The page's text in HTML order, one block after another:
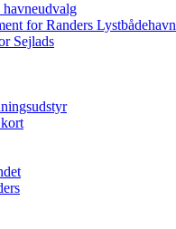
havneudvalg
for Randers Lystbådehavn
Sejlads